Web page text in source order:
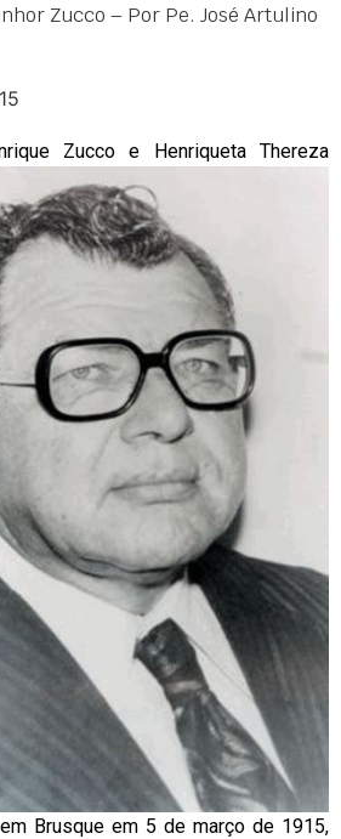
Zucco – Por Pe. José Artulino
Zucco e Henriqueta Thereza
Brusque em 5 de março de 1915,